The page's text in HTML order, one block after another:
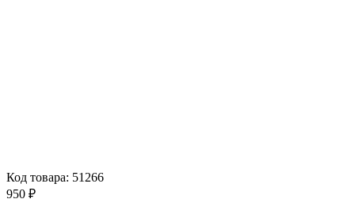
Код товара: 51266
950 ₽